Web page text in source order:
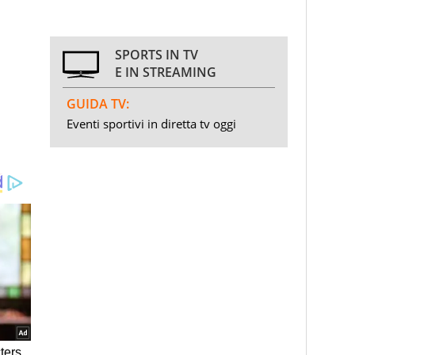
SPORTS IN TV
E IN STREAMING
GUIDA TV:
Eventi sportivi in diretta tv oggi